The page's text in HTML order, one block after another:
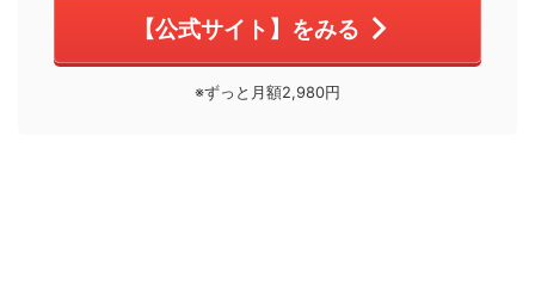
【公式サイト】をみる
※ずっと月額2,980円